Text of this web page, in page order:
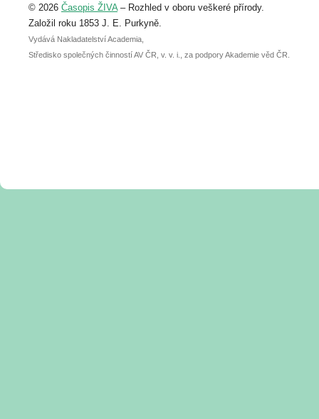
abstraktu přihlášené přednášky nebo
posteru je už 30. června.
© 2026 Časopis ŽIVA– Rozhled v oboru veškeré přírody.
Založil roku 1853 J. E. Purkyně.
Vydává Nakladatelství Academia,
Středisko společných činností AV ČR, v. v. i., za podpory Akademie věd ČR.